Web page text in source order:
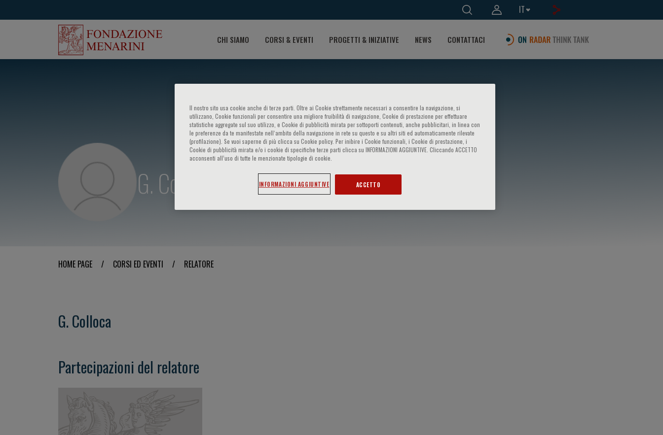
IT
CHI SIAMO CORSI & EVENTI PROGETTI & INIZIATIVE NEWS CONTATTACI
G. Colloca
HOME PAGE / CORSI ED EVENTI / RELATORE
G. Colloca
Partecipazioni del relatore
Il nostro sito usa cookie anche di terze parti. Oltre ai Cookie strettamente necessari a consentire la navigazione, si
utilizzano, Cookie funzionali per consentire una migliore fruibilità di navigazione, Cookie di prestazione per effettuare
statistiche aggregate sul suo utilizzo, e Cookie di pubblicità mirata per sottoporti contenuti, anche pubblicitari, in linea con
le preferenze da te manifestate nell‘ambito della navigazione in rete su questo e su altri siti ed automaticamente rilevate
(profilazione). Se vuoi saperne di più clicca su Cookie policy. Per inibire i Cookie funzionali, i Cookie di prestazione, i
Cookie di pubblicità mirata e/o i cookie di specifiche terze parti clicca su INFORMAZIONI AGGIUNTIVE. Cliccando ACCETTO
acconsenti all’uso di tutte le menzionate tipologie di cookie.
INFORMAZIONI AGGIUNTIVE ACCETTO